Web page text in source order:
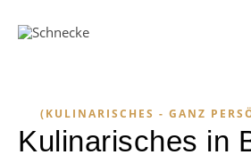
(KULINARISCHES - GANZ
Kulinarisches in